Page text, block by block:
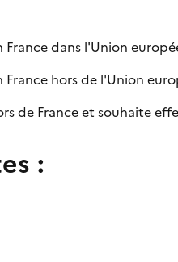
France dans l'Union
France hors de l'Union
de France et souhaite
: